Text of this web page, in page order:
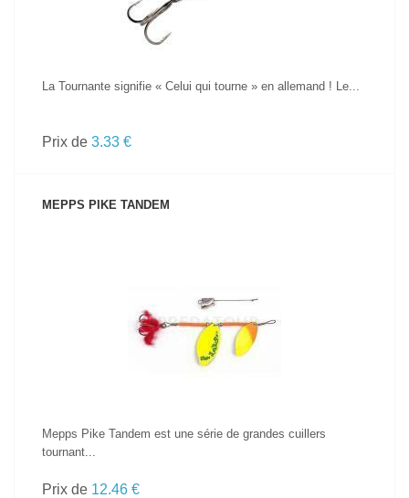
La Tournante signifie « Celui qui tourne » en allemand ! Le...
Prix de 3.33 €
MEPPS PIKE TANDEM
VOIR LE PRODUIT
Mepps Pike Tandem est une série de grandes cuillers
tournant...
Prix de 12.46 €